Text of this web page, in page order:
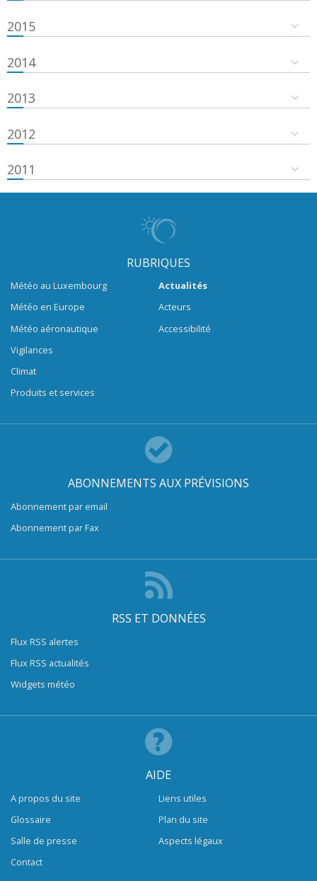
2015
2014
2013
2012
2011
RUBRIQUES
Météo au Luxembourg
Météo en Europe
Météo aéronautique
Vigilances
Climat
Produits et services
Actualités
Acteurs
Accessibilité
ABONNEMENTS AUX PRÉVISIONS
Abonnement par email
Abonnement par Fax
RSS ET DONNÉES
Flux RSS alertes
Flux RSS actualités
Widgets météo
AIDE
A propos du site
Glossaire
Salle de presse
Contact
Liens utiles
Plan du site
Aspects légaux